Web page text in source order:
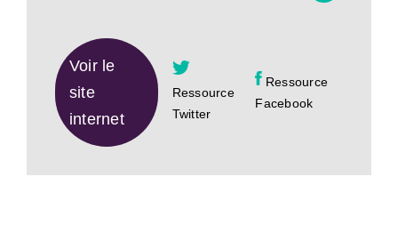
Voir le
site
internet
Ressource
Twitter
Ressource
Facebook